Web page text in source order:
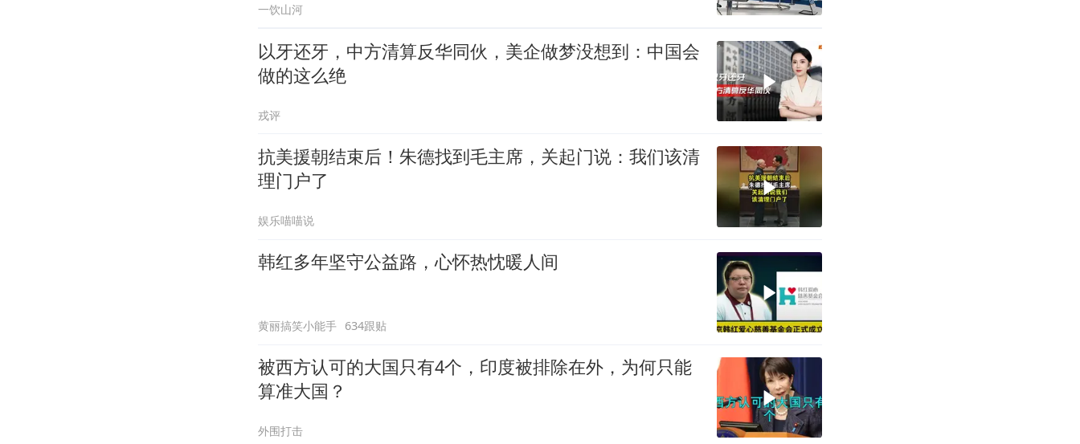
一饮山河
以牙还牙，中方清算反华同伙，美企做梦没想到：中国会
做的这么绝
戎评
抗美援朝结束后！朱德找到毛主席，关起门说：我们该清
理门户了
娱乐喵喵说
韩红多年坚守公益路，心怀热忱暖人间
黄丽搞笑小能手 634跟贴
被西方认可的大国只有4个，印度被排除在外，为何只能
算准大国？
外围打击